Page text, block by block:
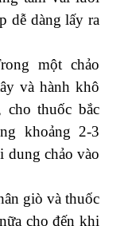
dễ dàng lấy ra
một chảo
và hành khô
thuốc bắc
khoảng 2-3
dung chảo vào
giò và thuốc
cho đến khi